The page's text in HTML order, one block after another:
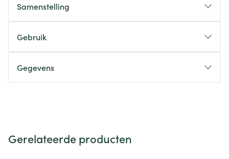
Samenstelling
Gebruik
Gegevens
Gerelateerde producten